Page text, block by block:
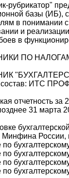
рубрикатор"
базы (ИБ),
в понимании
и
в
ПО
состав: ИТС
отчетность
31 марта
Минфина России,